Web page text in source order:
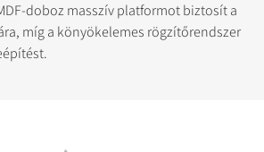
doboz masszív platformot biztosít a
míg a könyökelemes rögzítőrendszer